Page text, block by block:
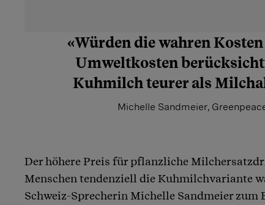
«Würden die wahren
Umweltkosten
Kuhmilch teurer als
Michelle Sandmeier,
Der höhere Preis für pflanzliche
Menschen tendenziell die Kuhmilchvariante
Schweiz-Sprecherin Michelle Sandmeier zum